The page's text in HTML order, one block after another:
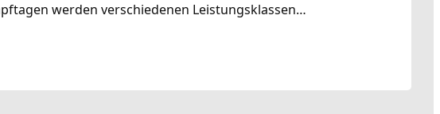
werden verschiedenen Leistungsklassen…